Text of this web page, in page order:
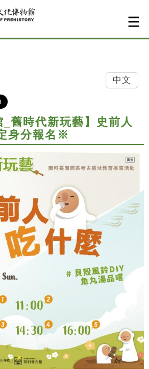
中文
_舊時代新玩藝】史前人
身分報名※